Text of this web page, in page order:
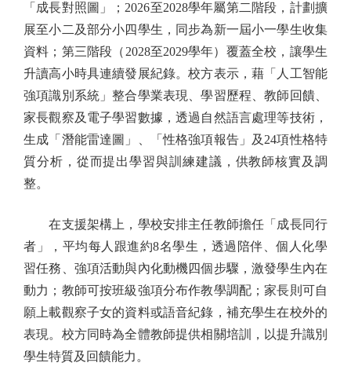
「成長對照圖」；2026至2028學年屬第二階段，計劃擴
展至小二及部分小四學生，同步為新一屆小一學生收集
資料；第三階段（2028至2029學年）覆蓋全校，讓學生
升讀高小時具連續發展紀錄。校方表示，藉「人工智能
強項識別系統」整合學業表現、學習歷程、教師回饋、
家長觀察及電子學習數據，透過自然語言處理等技術，
生成「潛能雷達圖」、「性格強項報告」及24項性格特
質分析，從而提出學習與訓練建議，供教師核實及調
整。
在支援架構上，學校安排主任教師擔任「成長同行
者」，平均每人跟進約8名學生，透過陪伴、個人化學
習任務、強項活動與內化動機四個步驟，激發學生內在
動力；教師可按班級強項分布作教學調配；家長則可自
願上載觀察子女的資料或語音紀錄，補充學生在校外的
表現。校方同時為全體教師提供相關培訓，以提升識別
學生特質及回饋能力。